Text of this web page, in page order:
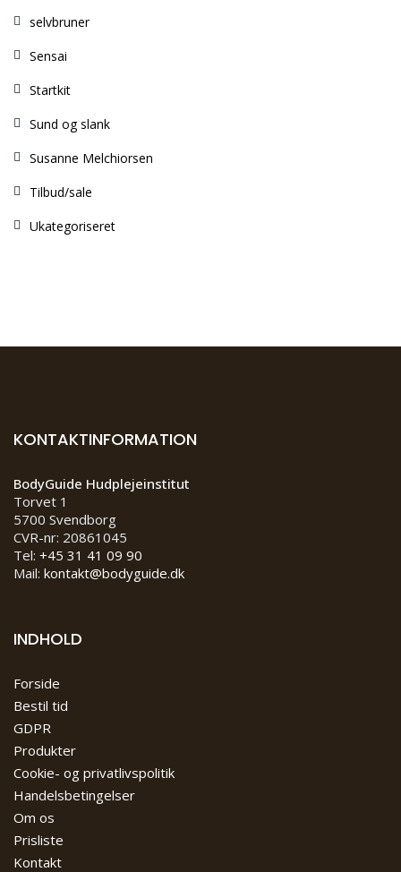
selvbruner
Sensai
Startkit
Sund og slank
Susanne Melchiorsen
Tilbud/sale
Ukategoriseret
KONTAKTINFORMATION
BodyGuide Hudplejeinstitut
Torvet 1
5700 Svendborg
CVR-nr: 20861045
Tel: +45 31 41 09 90
Mail: kontakt@bodyguide.dk
INDHOLD
Forside
Bestil tid
GDPR
Produkter
Cookie- og privatlivspolitik
Handelsbetingelser
Om os
Prisliste
Kontakt